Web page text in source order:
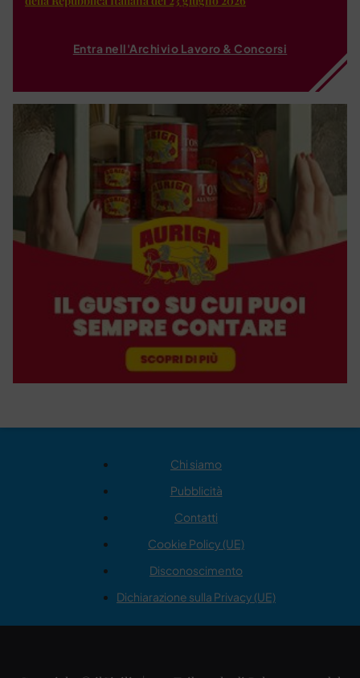
Entra nell'Archivio Lavoro & Concorsi
Chi siamo
Pubblicità
Contatti
Cookie Policy (UE)
Disconoscimento
Dichiarazione sulla Privacy (UE)